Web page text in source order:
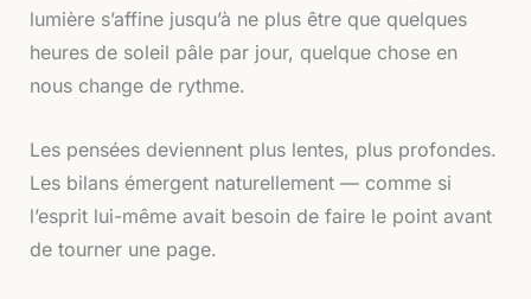
lumière s’affine jusqu’à ne plus être que quelques
heures de soleil pâle par jour, quelque chose en
nous change de rythme.
Les pensées deviennent plus lentes, plus profondes.
Les bilans émergent naturellement — comme si
l’esprit lui-même avait besoin de faire le point avant
de tourner une page.